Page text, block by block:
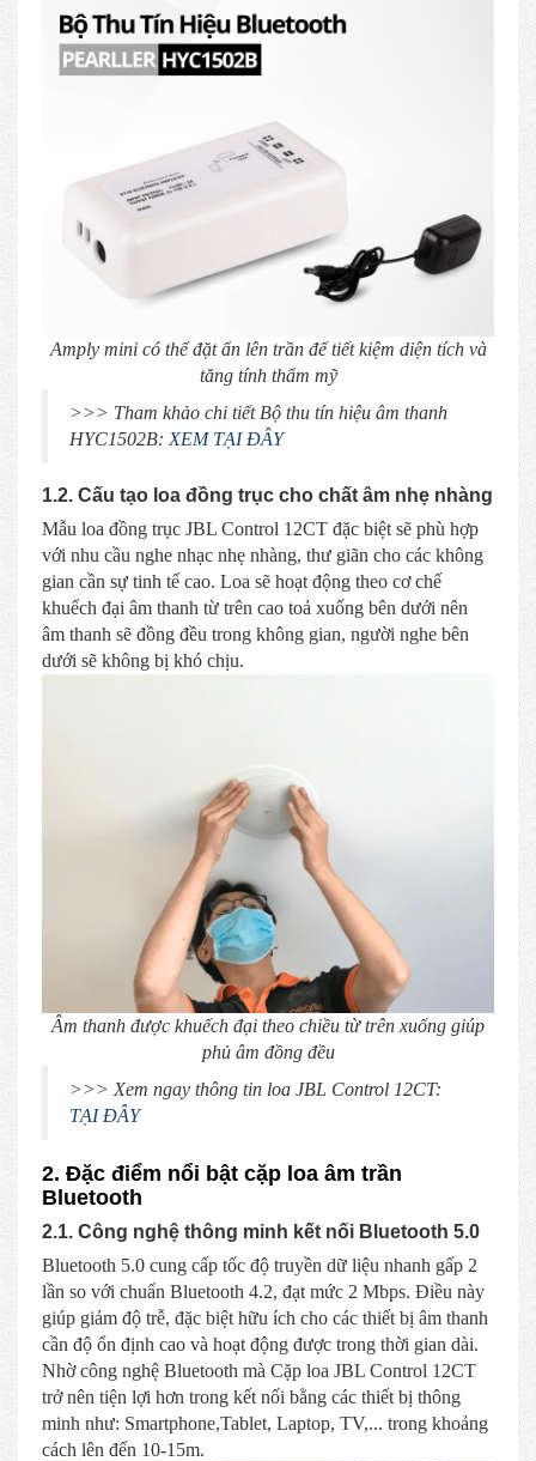
Amply mini có thể đặt ẩn lên trần để tiết kiệm diện tích và
tăng tính thẩm mỹ
>>> Tham khảo chi tiết Bộ thu tín hiệu âm thanh
HYC1502B: XEM TẠI ĐÂY
1.2. Cấu tạo loa đồng trục cho chất âm nhẹ nhàng
Mẫu loa đồng trục JBL Control 12CT đặc biệt sẽ phù hợp
với nhu cầu nghe nhạc nhẹ nhàng, thư giãn cho các không
gian cần sự tinh tế cao. Loa sẽ hoạt động theo cơ chế
khuếch đại âm thanh từ trên cao toả xuống bên dưới nên
âm thanh sẽ đồng đều trong không gian, người nghe bên
dưới sẽ không bị khó chịu.
Âm thanh được khuếch đại theo chiều từ trên xuống giúp
phủ âm đồng đều
>>> Xem ngay thông tin loa JBL Control 12CT:
TẠI ĐÂY
2. Đặc điểm nổi bật cặp loa âm trần
Bluetooth
2.1. Công nghệ thông minh kết nối Bluetooth 5.0
Bluetooth 5.0 cung cấp tốc độ truyền dữ liệu nhanh gấp 2
lần so với chuẩn Bluetooth 4.2, đạt mức 2 Mbps. Điều này
giúp giảm độ trễ, đặc biệt hữu ích cho các thiết bị âm thanh
cần độ ổn định cao và hoạt động được trong thời gian dài.
Nhờ công nghệ Bluetooth mà Cặp loa JBL Control 12CT
trở nên tiện lợi hơn trong kết nối bằng các thiết bị thông
minh như: Smartphone,Tablet, Laptop, TV,... trong khoảng
cách lên đến 10-15m.